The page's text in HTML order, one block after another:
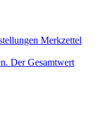
Merkzettel
Der Gesamtwert